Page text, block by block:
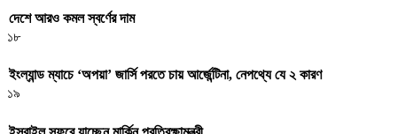
দেশে আরও কমল স্বর্ণের দাম
১৮
ইংল্যান্ড ম্যাচে ‘অপয়া’ জার্সি পরতে চায় আর্জেন্টিনা, নেপথ্যে যে ২ কারণ
১৯